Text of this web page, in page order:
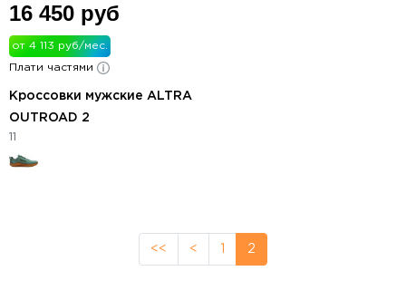
16 450 руб
от 4 113 руб/мес.
Плати частями
Кроссовки мужские ALTRA
OUTROAD 2
11
<< < 2